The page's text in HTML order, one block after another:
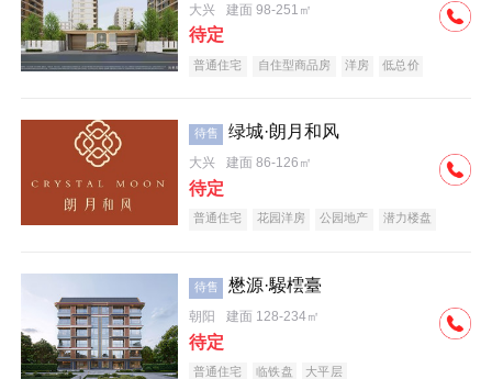
大兴 建面 98-251㎡
待定
普通住宅 自住型商品房 洋房
低总价
待售 绿城·朗月和风
大兴 建面 86-126㎡
待定
普通住宅 花园洋房 公园地产
潜力楼盘
待售 懋源·騴橒臺
朝阳 建面 128-234㎡
待定
普通住宅 临铁盘 大平层